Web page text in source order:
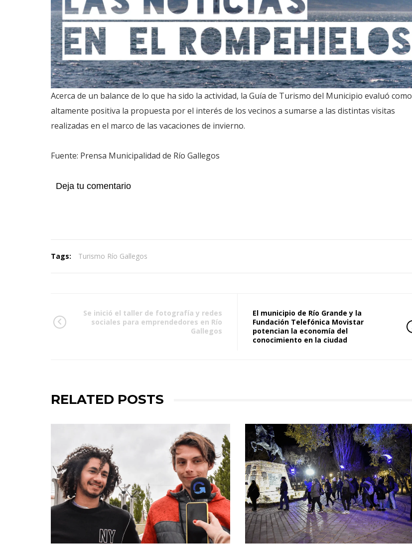
Acerca de un balance de lo que ha sido la actividad, la Guía de Turismo del Municipio evaluó como
altamente positiva la propuesta por el interés de los vecinos a sumarse a las distintas visitas
realizadas en el marco de las vacaciones de invierno.
Fuente: Prensa Municipalidad de Río Gallegos
Deja tu comentario
Tags: Turismo Río Gallegos
Se inició el taller de fotografía y redes
sociales para emprendedores en Río
Gallegos
El municipio de Río Grande y la
Fundación Telefónica Movistar
potencian la economía del
conocimiento en la ciudad
RELATED POSTS